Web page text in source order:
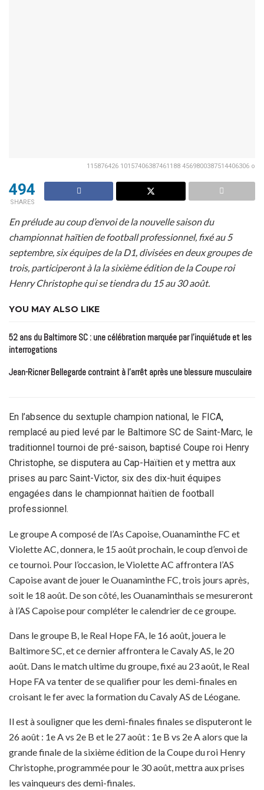
115876426 10157406387461188 4569800387514406306 o
494
SHARES
En prélude au coup d’envoi de la nouvelle saison du
championnat haïtien de football professionnel, fixé au 5
septembre, six équipes de la D1, divisées en deux groupes de
trois, participeront à la la sixième édition de la Coupe roi
Henry Christophe qui se tiendra du 15 au 30 août.
YOU MAY ALSO LIKE
52 ans du Baltimore SC : une célébration marquée par l’inquiétude et les
interrogations
Jean-Ricner Bellegarde contraint à l’arrêt après une blessure musculaire
En l’absence du sextuple champion national, le FICA,
remplacé au pied levé par le Baltimore SC de Saint-Marc, le
traditionnel tournoi de pré-saison, baptisé Coupe roi Henry
Christophe, se disputera au Cap-Haïtien et y mettra aux
prises au parc Saint-Victor, six des dix-huit équipes
engagées dans le championnat haïtien de football
professionnel.
Le groupe A composé de l’As Capoise, Ouanaminthe FC et
Violette AC, donnera, le 15 août prochain, le coup d’envoi de
ce tournoi. Pour l’occasion, le Violette AC affrontera l’AS
Capoise avant de jouer le Ouanaminthe FC, trois jours après,
soit le 18 août. De son côté, les Ouanaminthais se mesureront
à l’AS Capoise pour compléter le calendrier de ce groupe.
Dans le groupe B, le Real Hope FA, le 16 août, jouera le
Baltimore SC, et ce dernier affrontera le Cavaly AS, le 20
août. Dans le match ultime du groupe, fixé au 23 août, le Real
Hope FA va tenter de se qualifier pour les demi-finales en
croisant le fer avec la formation du Cavaly AS de Léogane.
Il est à souligner que les demi-finales finales se disputeront le
26 août : 1e A vs 2e B et le 27 août : 1e B vs 2e A alors que la
grande finale de la sixième édition de la Coupe du roi Henry
Christophe, programmée pour le 30 août, mettra aux prises
les vainqueurs des demi-finales.